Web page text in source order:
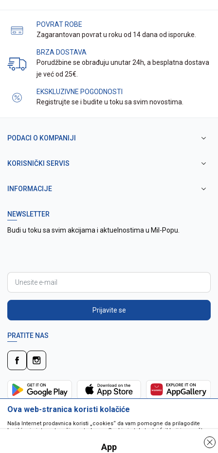
POVRAT ROBE
Zagarantovan povrat u roku od 14 dana od isporuke.
BRZA DOSTAVA
Porudžbine se obrađuju unutar 24h, a besplatna dostava
je već od 25€.
EKSKLUZIVNE POGODNOSTI
Registrujte se i budite u toku sa svim novostima.
PODACI O KOMPANIJI
KORISNIČKI SERVIS
INFORMACIJE
NEWSLETTER
Budi u toku sa svim akcijama i aktuelnostima u Mil-Popu.
Prijavite se
PRATITE NAS
Ova web-stranica koristi kolačiće
Naša Internet prodavnica koristi „cookies“ da vam pomogne da prilagodite
korišćenje interneta vašim potrebama. Cookie je tekstualni fajl koji je smešten
da pokrenu program ili da isporuče virus vašem računaru. Cookie-i su
jedinstveno dodeljeni vama, i jedino mogu biti pročitani od strane web servera
App